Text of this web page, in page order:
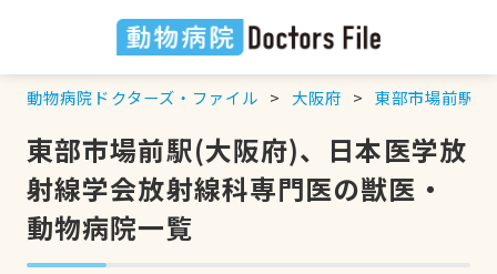
動物病院ドクターズ・ファイル 大阪府 東部市場前駅
東部市場前駅(大阪府)、日本医学放
射線学会放射線科専門医の獣医・
動物病院一覧